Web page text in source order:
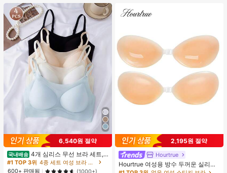
6,540원 절약
국내배송 4개 심리스 무선 브라 세트,
작은 가슴 보정, 초박형 통기성 아이스
실크 섹시 편안한 백리스 란제리 브라,
#1 TOP 3위
4종 세트 여성 브라 & 브랄렛
600+ 판매됨
(1000+)
2,195원 절약
Hourtrue
Hourtrue 여성용 방수 두꺼운 실리콘
가슴 페탈, 작은 가슴 리프트업 & 푸시